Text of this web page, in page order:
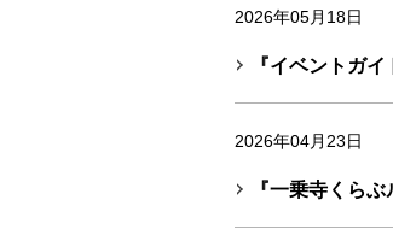
2026年05月18日
『イベントガ
2026年04月23日
『一乗寺くら